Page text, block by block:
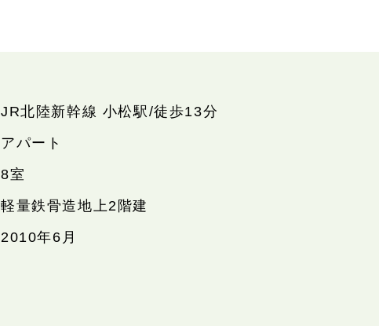
JR北陸新幹線 小松駅/徒歩13分
アパート
8室
軽量鉄骨造地上2階建
2010年6月